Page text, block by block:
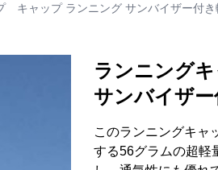
キャップ ランニング サンバイザー付
ランニング
サンバイザ
このランニングキャ
する56グラムの超軽